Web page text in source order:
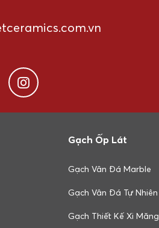
Gạch Ốp Lát
Gạch Vân Đá Marble
Gạch Vân Đá Tự Nhiên
Gạch Thiết Kế Xi Măng